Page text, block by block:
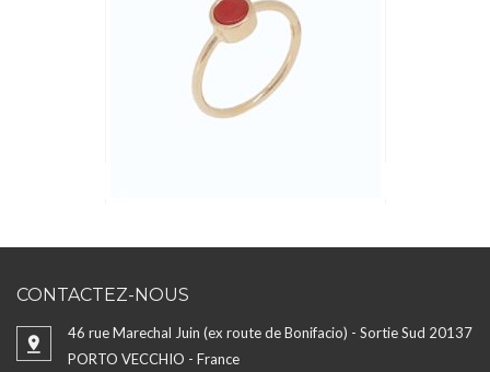
CONTACTEZ-NOUS
46 rue Marechal Juin (ex route de Bonifacio) - Sortie Sud 20137
PORTO VECCHIO - France